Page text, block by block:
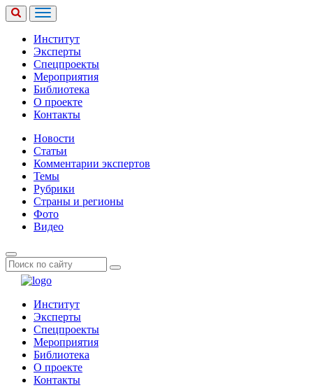
Институт
Эксперты
Спецпроекты
Мероприятия
Библиотека
О проекте
Контакты
Новости
Статьи
Комментарии экспертов
Темы
Рубрики
Страны и регионы
Фото
Видео
Институт
Эксперты
Спецпроекты
Мероприятия
Библиотека
О проекте
Контакты